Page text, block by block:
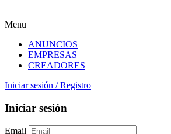
Menu
ANUNCIOS
EMPRESAS
CREADORES
Iniciar sesión / Registro
Iniciar sesión
Email